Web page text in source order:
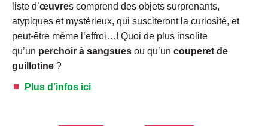
liste d’œuvres comprend des objets surprenants,
atypiques et mystérieux, qui susciteront la curiosité, et
peut-être même l’effroi…! Quoi de plus insolite
qu’un perchoir à sangsues ou qu’un couperet de
guillotine ?
Plus d’infos ici